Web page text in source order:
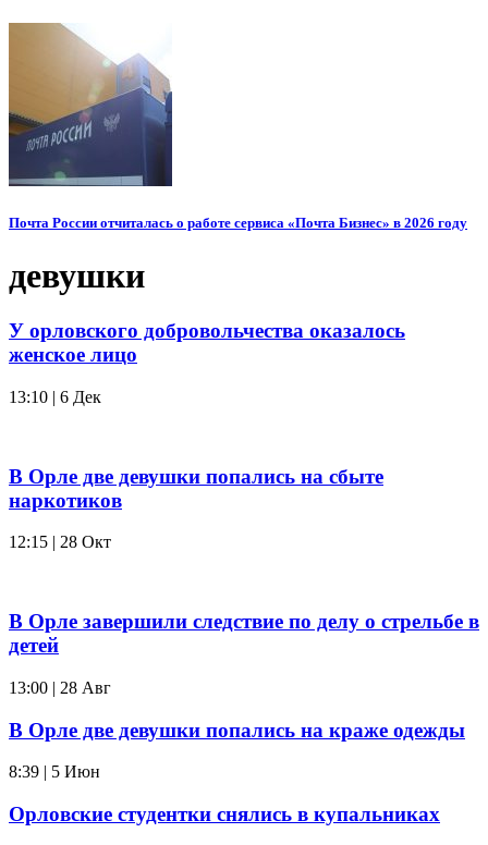
Почта России отчиталась о работе сервиса «Почта Бизнес» в 2026 году
девушки
У орловского добровольчества оказалось
женское лицо
13:10 | 6 Дек
В Орле две девушки попались на сбыте
наркотиков
12:15 | 28 Окт
В Орле завершили следствие по делу о стрельбе в
детей
13:00 | 28 Авг
В Орле две девушки попались на краже одежды
8:39 | 5 Июн
Орловские студентки снялись в купальниках